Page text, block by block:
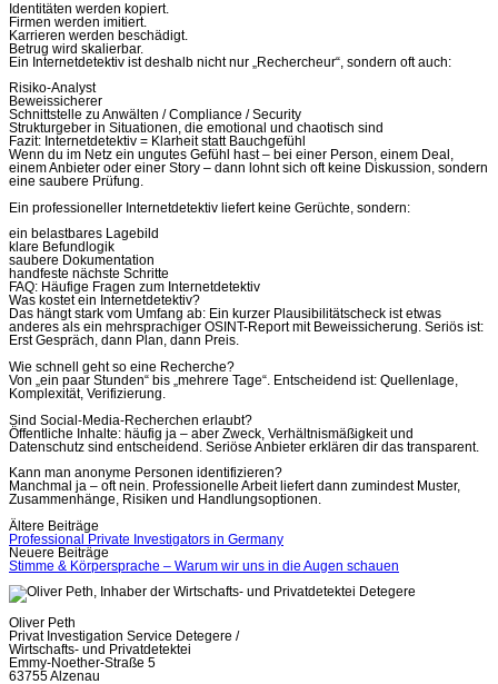
Identitäten werden kopiert.
Firmen werden imitiert.
Karrieren werden beschädigt.
Betrug wird skalierbar.
Ein Internetdetektiv ist deshalb nicht nur „Rechercheur“, sondern oft auch:
Risiko-Analyst
Beweissicherer
Schnittstelle zu Anwälten / Compliance / Security
Strukturgeber in Situationen, die emotional und chaotisch sind
Fazit: Internetdetektiv = Klarheit statt Bauchgefühl
Wenn du im Netz ein ungutes Gefühl hast – bei einer Person, einem Deal,
einem Anbieter oder einer Story – dann lohnt sich oft keine Diskussion, sondern
eine saubere Prüfung.
Ein professioneller Internetdetektiv liefert keine Gerüchte, sondern:
ein belastbares Lagebild
klare Befundlogik
saubere Dokumentation
handfeste nächste Schritte
FAQ: Häufige Fragen zum Internetdetektiv
Was kostet ein Internetdetektiv?
Das hängt stark vom Umfang ab: Ein kurzer Plausibilitätscheck ist etwas
anderes als ein mehrsprachiger OSINT-Report mit Beweissicherung. Seriös ist:
Erst Gespräch, dann Plan, dann Preis.
Wie schnell geht so eine Recherche?
Von „ein paar Stunden“ bis „mehrere Tage“. Entscheidend ist: Quellenlage,
Komplexität, Verifizierung.
Sind Social-Media-Recherchen erlaubt?
Öffentliche Inhalte: häufig ja – aber Zweck, Verhältnismäßigkeit und
Datenschutz sind entscheidend. Seriöse Anbieter erklären dir das transparent.
Kann man anonyme Personen identifizieren?
Manchmal ja – oft nein. Professionelle Arbeit liefert dann zumindest Muster,
Zusammenhänge, Risiken und Handlungsoptionen.
Beitragsnavigation
Ältere Beiträge
Professional Private Investigators in Germany
Neuere Beiträge
Stimme & Körpersprache – Warum wir uns in die Augen schauen
Oliver Peth
Privat Investigation Service Detegere /
Wirtschafts- und Privatdetektei
Emmy-Noether-Straße 5
63755 Alzenau